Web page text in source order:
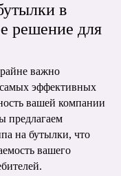
в
решение для
важно
эффективных
вашей компании
предлагаем
на бутылки, что
вашего